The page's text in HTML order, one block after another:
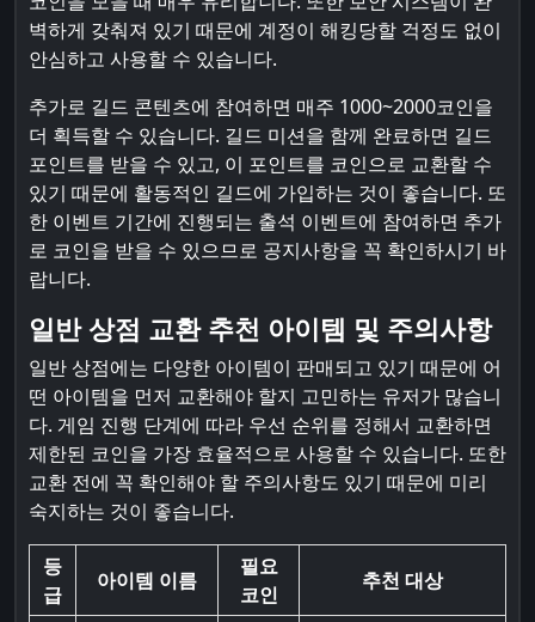
벽하게 갖춰져 있기 때문에 계정이 해킹당할 걱정도 없이
안심하고 사용할 수 있습니다.
추가로 길드 콘텐츠에 참여하면 매주 1000~2000코인을
더 획득할 수 있습니다. 길드 미션을 함께 완료하면 길드
포인트를 받을 수 있고, 이 포인트를 코인으로 교환할 수
있기 때문에 활동적인 길드에 가입하는 것이 좋습니다. 또
한 이벤트 기간에 진행되는 출석 이벤트에 참여하면 추가
로 코인을 받을 수 있으므로 공지사항을 꼭 확인하시기 바
랍니다.
일반 상점 교환 추천 아이템 및 주의사항
일반 상점에는 다양한 아이템이 판매되고 있기 때문에 어
떤 아이템을 먼저 교환해야 할지 고민하는 유저가 많습니
다. 게임 진행 단계에 따라 우선 순위를 정해서 교환하면
제한된 코인을 가장 효율적으로 사용할 수 있습니다. 또한
교환 전에 꼭 확인해야 할 주의사항도 있기 때문에 미리
숙지하는 것이 좋습니다.
등
급
아이템 이름
필요
코인
추천 대상